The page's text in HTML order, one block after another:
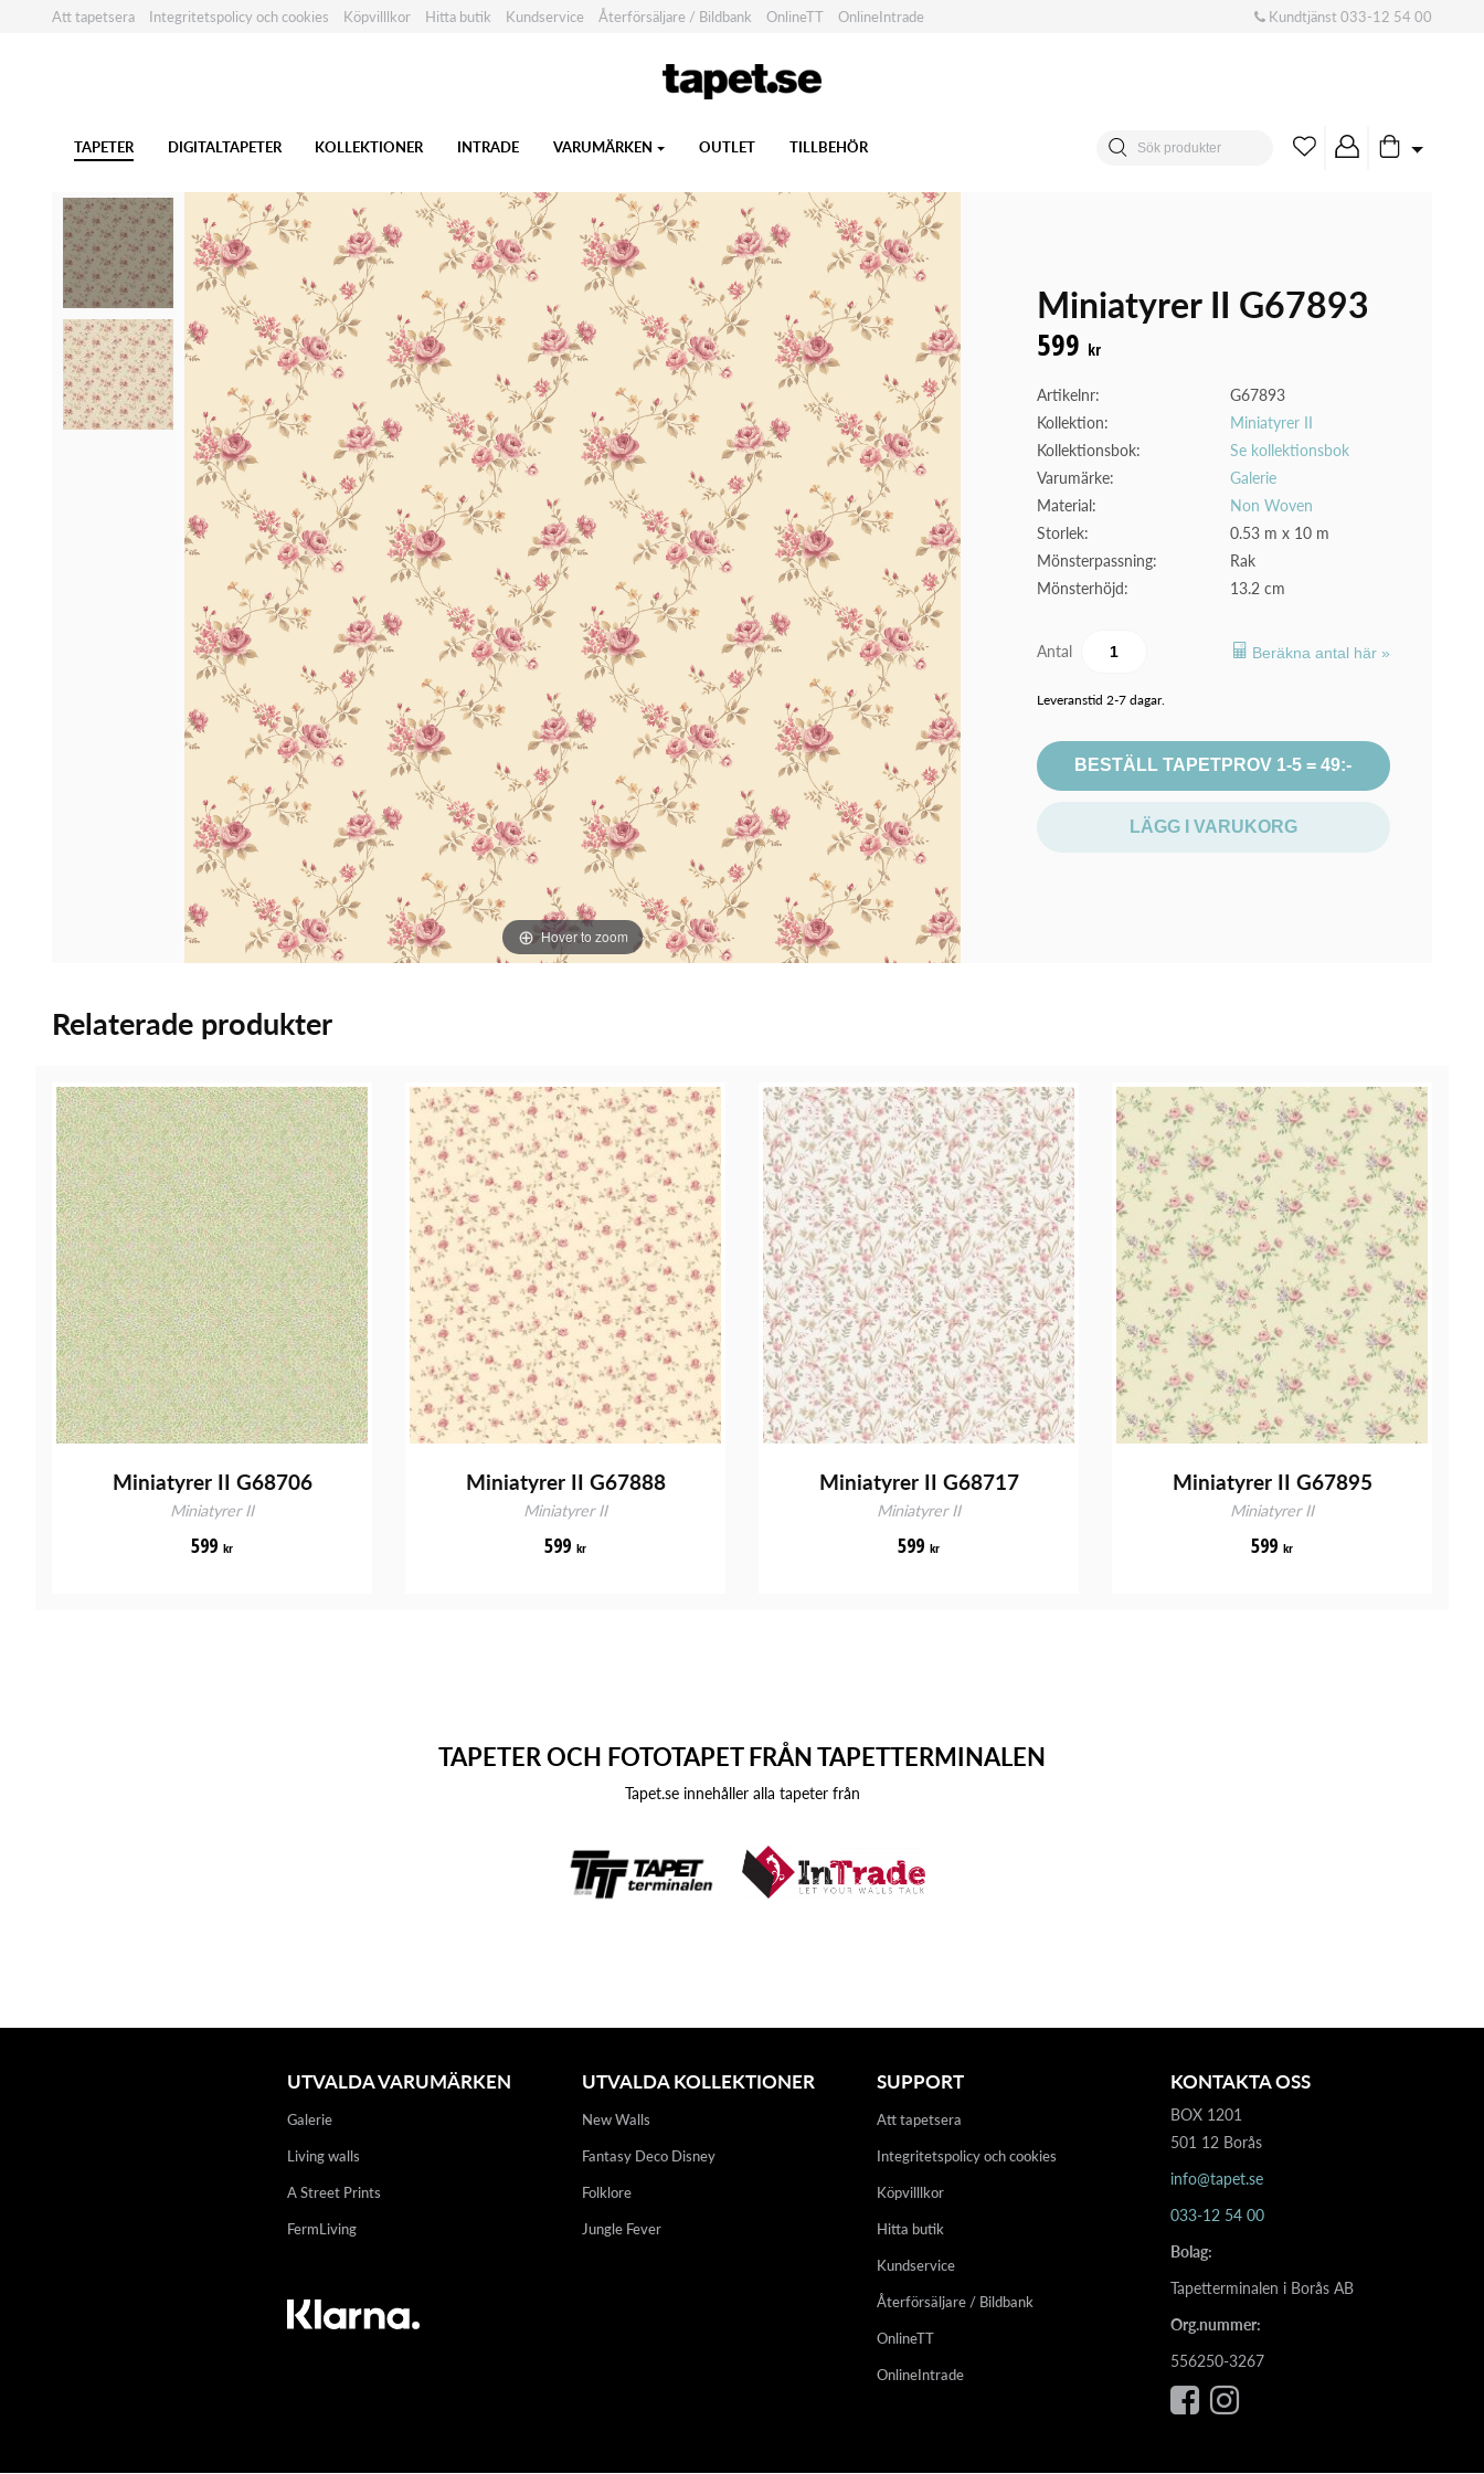
Att tapetsera Integritetspolicy och cookies Köpvilllkor Hitta butik Kundservice Återförsäljare / Bildbank OnlineTT OnlineIntrade Kundtjänst033-12 54 00
TAPETER DIGITALTAPETER KOLLEKTIONER INTRADE VARUMÄRKEN OUTLET TILLBEHÖR
Hover to zoom
Miniatyrer II G67893
599 kr
Artikelnr:
G67893
Kollektion:
Miniatyrer II
Kollektionsbok:
Se kollektionsbok
Varumärke:
Galerie
Material:
Non Woven
Storlek:
0.53 m x 10 m
Mönsterpassning:
Rak
Mönsterhöjd:
13.2 cm
Antal Beräkna antal här »
Leveranstid 2-7 dagar.
BESTÄLL TAPETPROV 1-5 = 49:-
LÄGG I VARUKORG
Relaterade produkter
Miniatyrer II G68706
Miniatyrer II
599 kr
Miniatyrer II G67888
Miniatyrer II
599 kr
Miniatyrer II G68717
Miniatyrer II
599 kr
Miniatyrer II G67895
Miniatyrer II
599 kr
TAPETER OCH FOTOTAPET FRÅN TAPETTERMINALEN
Tapet.se innehåller alla tapeter från
UTVALDA VARUMÄRKEN
Galerie
Living walls
A Street Prints
FermLiving
UTVALDA KOLLEKTIONER
New Walls
Fantasy Deco Disney
Folklore
Jungle Fever
SUPPORT
Att tapetsera
Integritetspolicy och cookies
Köpvilllkor
Hitta butik
Kundservice
Återförsäljare / Bildbank
OnlineTT
OnlineIntrade
KONTAKTA OSS
BOX 1201
501 12 Borås
info@tapet.se
033-12 54 00
Bolag:
Tapetterminalen i Borås AB
Org.nummer:
556250-3267